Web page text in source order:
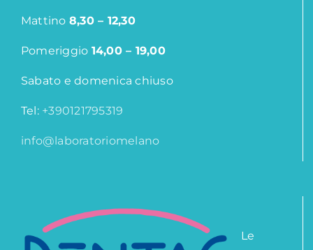
Mattino 8,30 – 12,30
Pomeriggio 14,00 – 19,00
Sabato e domenica chiuso
Tel: +390121795319
info@laboratoriomelano
Le